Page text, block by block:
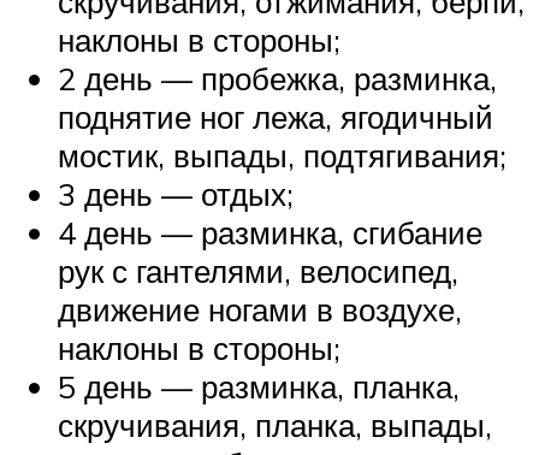
наклоны в стороны;
2 день — пробежка, разминка,
поднятие ног лежа, ягодичный
мостик, выпады, подтягивания;
3 день — отдых;
4 день — разминка, сгибание
рук с гантелями, велосипед,
движение ногами в воздухе,
наклоны в стороны;
5 день — разминка, планка,
скручивания, планка, выпады,